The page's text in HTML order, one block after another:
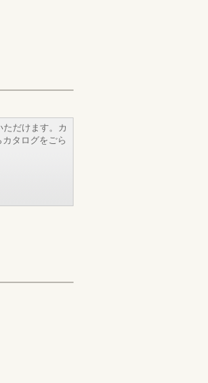
だけます。カ
タログをごら